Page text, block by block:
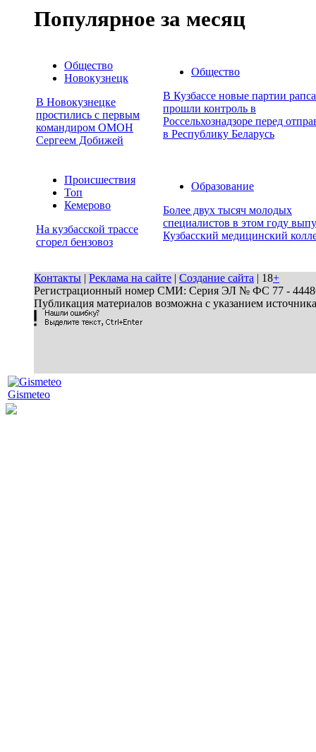
Популярное за месяц
Общество
Новокузнецк
В Новокузнецке
простились с первым
командиром ОМОН
Сергеем Добижей
Общество
В Кузбассе новые партии рапса
прошли контроль в
Россельхознадзоре перед
в Республику Беларусь
Происшествия
Топ
Кемерово
На кузбасской трассе
сгорел бензовоз
Образование
Более двух тысяч молодых
специалистов в этом году
Кузбасский медицинский
Контакты | Реклама на сайте | Создание сайта | 18+
Регистрационный номер СМИ: Серия ЭЛ № ФС 77 - 44486
Публикация материалов возможна с указанием
Gismeteo